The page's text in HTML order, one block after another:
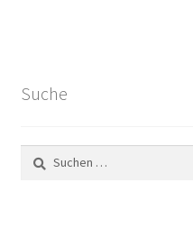
Suche
Suchen
nach: